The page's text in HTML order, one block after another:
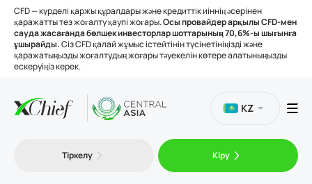
CFD — күрделі қаржы құралдары және кредиттік иіннің әсерінен
қаражатты тез жоғалту қаупі жоғары.Осы провайдер арқылы CFD-мен
сауда жасағанда бөлшек инвесторлар шоттарының 70,6%-ы шығынға
ұшырайды.Сіз CFD қалай жұмыс істейтінін түсінетініңізді және
қаражатыңызды жоғалтудың жоғары тәуекелін көтере алатыныңызды
ескеруіңіз керек.
KZ
Тіркелу Кіру